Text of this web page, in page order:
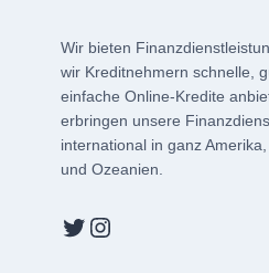
Wir bieten
wir Kreditnehmern schnelle,
einfache Online-Kredite
erbringen unsere
international in ganz
und Ozeanien.
Twitter
Instagram